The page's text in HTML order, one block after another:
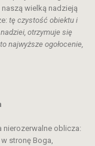
wielką nadzieją
tę czystość obiektu i
otrzymuje się
najwyższe ogołocenie,
nierozerwalne oblicza:
stronę Boga,